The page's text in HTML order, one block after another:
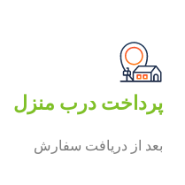
پرداخت درب منزل
بعد از دریافت سفارش